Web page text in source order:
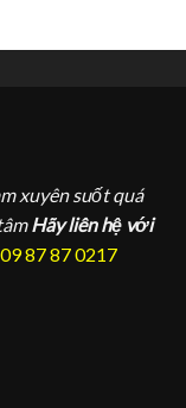
xuyên suốt quá
Hãy liên hệ với
87 87 0217